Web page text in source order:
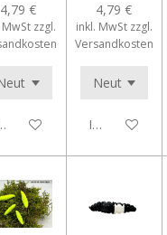
4,79 €
zzgl.
den Warenkorb
4,79 €
inkl. MwSt zzgl.
Versandkosten
In den